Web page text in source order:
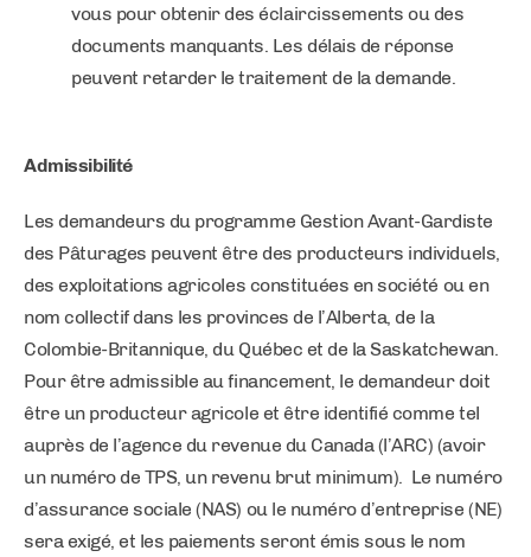
vous pour obtenir des éclaircissements ou des
documents manquants. Les délais de réponse
peuvent retarder le traitement de la demande.
Admissibilité
Les demandeurs du programme Gestion Avant-Gardiste
des Pâturages peuvent être des producteurs individuels,
des exploitations agricoles constituées en société ou en
nom collectif dans les provinces de l’Alberta, de la
Colombie-Britannique, du Québec et de la Saskatchewan.
Pour être admissible au financement, le demandeur doit
être un producteur agricole et être identifié comme tel
auprès de l’agence du revenue du Canada (l’ARC) (avoir
un numéro de TPS, un revenu brut minimum). Le numéro
d’assurance sociale (NAS) ou le numéro d’entreprise (NE)
sera exigé, et les paiements seront émis sous le nom